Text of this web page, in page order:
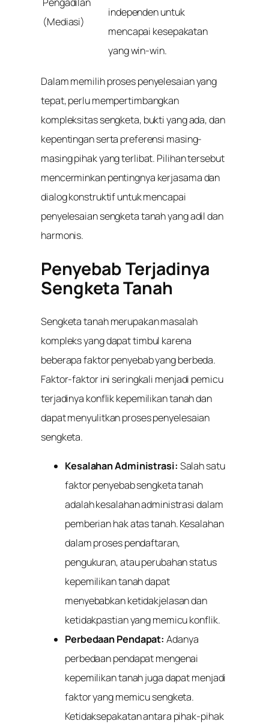
(Mediasi)
independen untuk
mencapai kesepakatan
yang win-win.
Dalam memilih proses penyelesaian yang
tepat, perlu mempertimbangkan
kompleksitas sengketa, bukti yang ada, dan
kepentingan serta preferensi masing-
masing pihak yang terlibat. Pilihan tersebut
mencerminkan pentingnya kerjasama dan
dialog konstruktif untuk mencapai
penyelesaian sengketa tanah yang adil dan
harmonis.
Penyebab Terjadinya
Sengketa Tanah
Sengketa tanah merupakan masalah
kompleks yang dapat timbul karena
beberapa faktor penyebab yang berbeda.
Faktor-faktor ini seringkali menjadi pemicu
terjadinya konflik kepemilikan tanah dan
dapat menyulitkan proses penyelesaian
sengketa.
Kesalahan Administrasi: Salah satu
faktor penyebab sengketa tanah
adalah kesalahan administrasi dalam
pemberian hak atas tanah. Kesalahan
dalam proses pendaftaran,
pengukuran, atau perubahan status
kepemilikan tanah dapat
menyebabkan ketidakjelasan dan
ketidakpastian yang memicu konflik.
Perbedaan Pendapat: Adanya
perbedaan pendapat mengenai
kepemilikan tanah juga dapat menjadi
faktor yang memicu sengketa.
Ketidaksepakatan antara pihak-pihak